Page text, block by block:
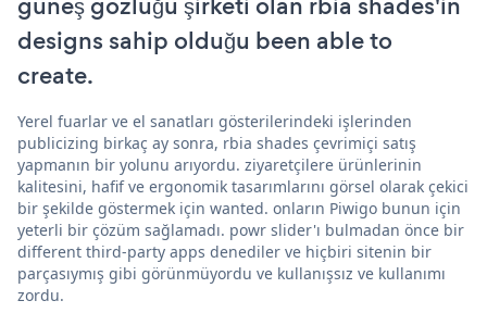
designs sahip olduğu been able to
create.
Yerel fuarlar ve el sanatları gösterilerindeki işlerinden
publicizing birkaç ay sonra, rbia shades çevrimiçi satış
yapmanın bir yolunu arıyordu. ziyaretçilere ürünlerinin
kalitesini, hafif ve ergonomik tasarımlarını görsel olarak çekici
bir şekilde göstermek için wanted. onların Piwigo bunun için
yeterli bir çözüm sağlamadı. powr slider'ı bulmadan önce bir
different third-party apps denediler ve hiçbiri sitenin bir
parçasıymış gibi görünmüyordu ve kullanışsız ve kullanımı
zordu.